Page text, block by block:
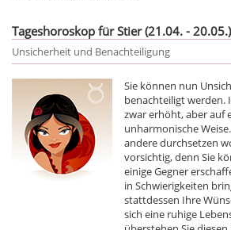
Tageshoroskop für Stier (21.04. - 20.05.)
Unsicherheit und Benachteiligung
Sie können nun
benachteiligt werden.
zwar erhöht, aber auf
unharmonische
andere durchsetzen
vorsichtig, denn Sie
einige Gegner
in Schwierigkeiten
stattdessen Ihre
sich eine ruhige